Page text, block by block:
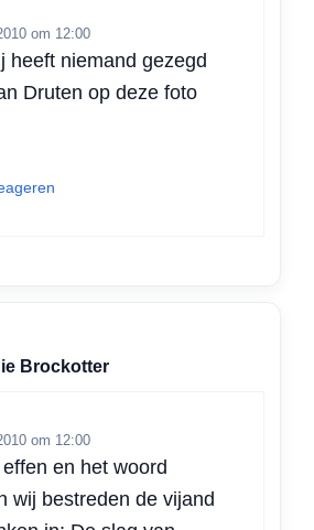
om 12:00
heeft niemand gezegd
Druten op deze foto
Brockotter
om 12:00
en het woord
wij bestreden de vijand